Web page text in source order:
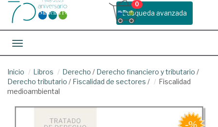
Busqueda avanzada
0
Toggle navigation
Inicio Libros Derecho / Derecho financiero y tributario /
Derecho tributario / Fiscalidad de sectores /
Fiscalidad
medioambiental